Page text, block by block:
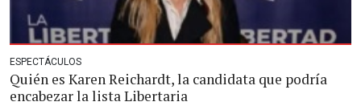
ESPECTÁCULOS
Quién es Karen Reichardt, la candidata que podría
encabezar la lista Libertaria